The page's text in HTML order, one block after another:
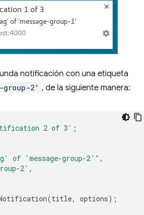
notificación con una etiqueta
group-2' , de la siguiente manera:
2 of 3' ;
of 'message-group-2'" ,
2' ,
(title, options);